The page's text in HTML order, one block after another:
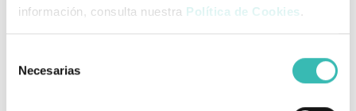
información, consulta nuestra Política de Cookies .
Necesarias